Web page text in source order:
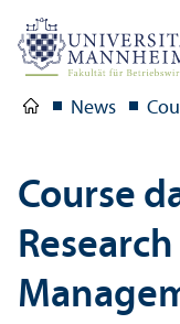
News
Course